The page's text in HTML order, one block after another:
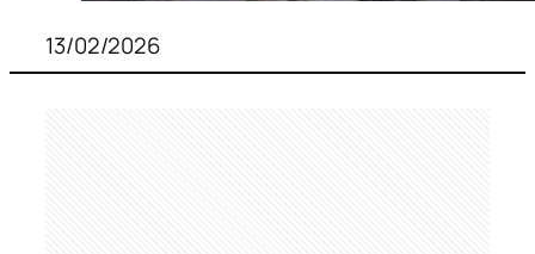
13/02/2026